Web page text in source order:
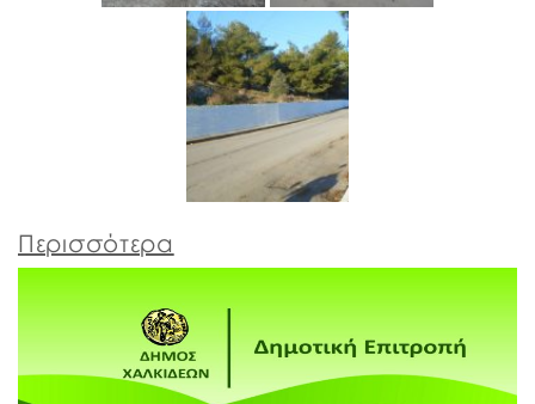
Περισσότερα